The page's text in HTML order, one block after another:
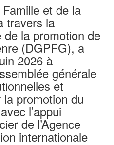
et de la
travers la
de la promotion de
(DGPFG), a
2026 à
générale
et
promotion du
l’appui
de l’Agence
internationale